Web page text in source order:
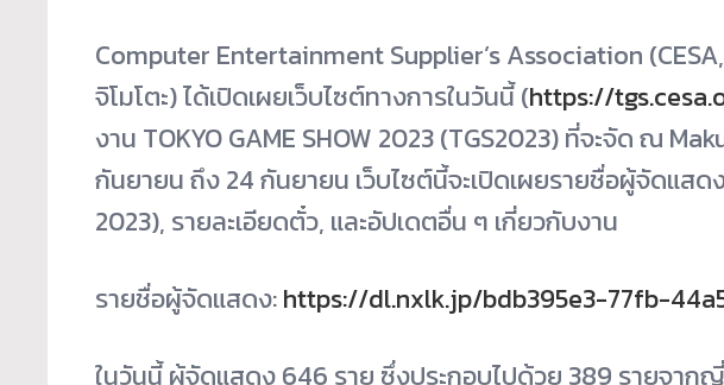
Computer Entertainment Supplier’s Association
จิโมโตะ) ได้เปิดเผยเว็บไซต์ทางการในวันนี้ (https://
งาน TOKYO GAME SHOW 2023 (TGS2023) ที่จะจัด ณ
กันยายน ถึง 24 กันยายน เว็บไซต์นี้จะเปิดเผยรายชื่อผู้จัดแส
2023), รายละเอียดตั๋ว, และอัปเดตอื่น ๆ เกี่ยวกับงาน
รายชื่อผู้จัดแสดง:https://dl.nxlk.jp/bdb395e3-77fb-
ในวันนี้ ผู้จัดแสดง 646 ราย ซึ่งประกอบไปด้วย 389 รายจาก